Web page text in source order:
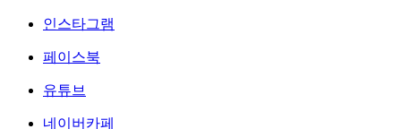
인스타그램
페이스북
유튜브
네이버카페